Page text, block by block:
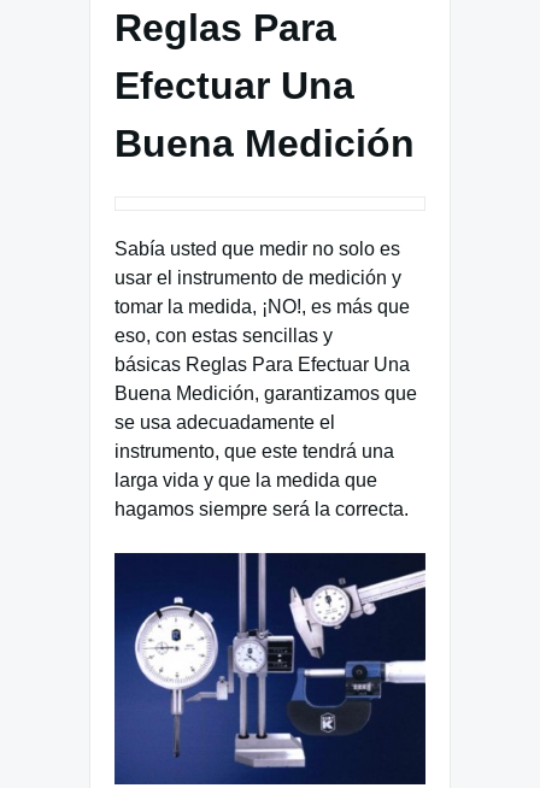
Reglas Para
Efectuar Una
Buena Medición
Sabía usted que medir no solo es
usar el instrumento de medición y
tomar la medida, ¡NO!, es más que
eso, con estas sencillas y
básicas Reglas Para Efectuar Una
Buena Medición, garantizamos que
se usa adecuadamente el
instrumento, que este tendrá una
larga vida y que la medida que
hagamos siempre será la correcta.